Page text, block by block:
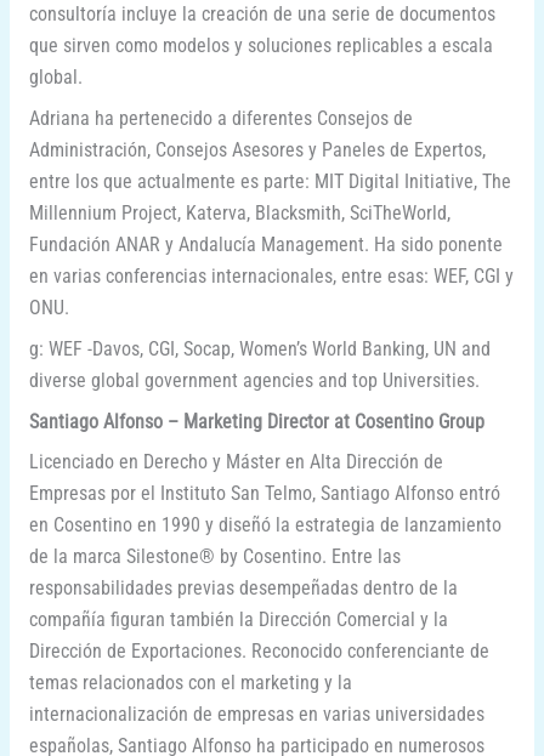
consultoría incluye la creación de una serie de documentos
que sirven como modelos y soluciones replicables a escala
global.
Adriana ha pertenecido a diferentes Consejos de
Administración, Consejos Asesores y Paneles de Expertos,
entre los que actualmente es parte: MIT Digital Initiative, The
Millennium Project, Katerva, Blacksmith, SciTheWorld,
Fundación ANAR y Andalucía Management. Ha sido ponente
en varias conferencias internacionales, entre esas: WEF, CGI y
ONU.
g: WEF -Davos, CGI, Socap, Women’s World Banking, UN and
diverse global government agencies and top Universities.
Santiago Alfonso – Marketing Director at Cosentino Group
Licenciado en Derecho y Máster en Alta Dirección de
Empresas por el Instituto San Telmo, Santiago Alfonso entró
en Cosentino en 1990 y diseñó la estrategia de lanzamiento
de la marca Silestone® by Cosentino. Entre las
responsabilidades previas desempeñadas dentro de la
compañía figuran también la Dirección Comercial y la
Dirección de Exportaciones. Reconocido conferenciante de
temas relacionados con el marketing y la
internacionalización de empresas en varias universidades
españolas, Santiago Alfonso ha participado en numerosos